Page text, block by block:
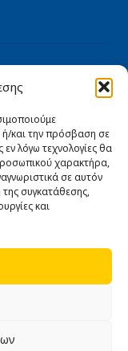
ή/και την πρόσβαση σε
λόγω τεχνολογίες θα
χαρακτήρα,
σε αυτόν
συγκατάθεσης,
και